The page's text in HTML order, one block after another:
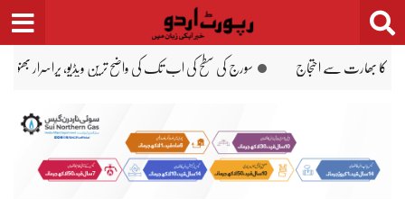
Skip
to
content
بھنور نما ساختیں ریکارڈ وزیراعظم، نائب وزیراعظم، فیلڈ مارشل کی عمرہ کی ادائیگی